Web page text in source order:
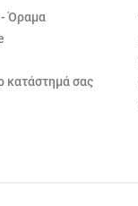
- Όραμα
κατάστημά σας